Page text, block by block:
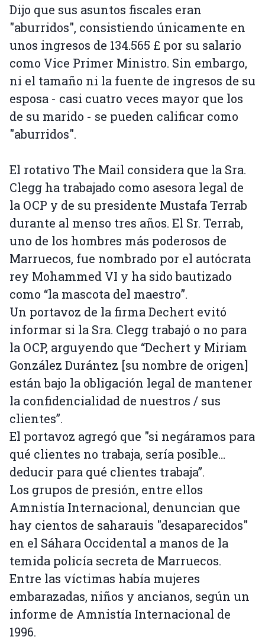
Dijo que sus asuntos fiscales eran
"aburridos", consistiendo únicamente en
unos ingresos de 134.565 £ por su salario
como Vice Primer Ministro. Sin embargo,
ni el tamaño ni la fuente de ingresos de su
esposa - casi cuatro veces mayor que los
de su marido - se pueden calificar como
"aburridos".
El rotativo The Mail considera que la Sra.
Clegg ha trabajado como asesora legal de
la OCP y de su presidente Mustafa Terrab
durante al menso tres años. El Sr. Terrab,
uno de los hombres más poderosos de
Marruecos, fue nombrado por el autócrata
rey Mohammed VI y ha sido bautizado
como “la mascota del maestro”.
Un portavoz de la firma Dechert evitó
informar si la Sra. Clegg trabajó o no para
la OCP, arguyendo que “Dechert y Miriam
González Durántez [su nombre de origen]
están bajo la obligación legal de mantener
la confidencialidad de nuestros / sus
clientes”.
El portavoz agregó que "si negáramos para
qué clientes no trabaja, sería posible…
deducir para qué clientes trabaja”.
Los grupos de presión, entre ellos
Amnistía Internacional, denuncian que
hay cientos de saharauis "desaparecidos"
en el Sáhara Occidental a manos de la
temida policía secreta de Marruecos.
Entre las víctimas había mujeres
embarazadas, niños y ancianos, según un
informe de Amnistía Internacional de
1996.